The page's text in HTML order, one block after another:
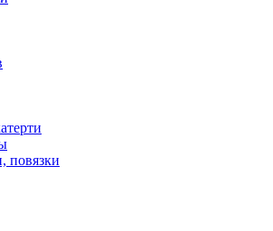
повязки